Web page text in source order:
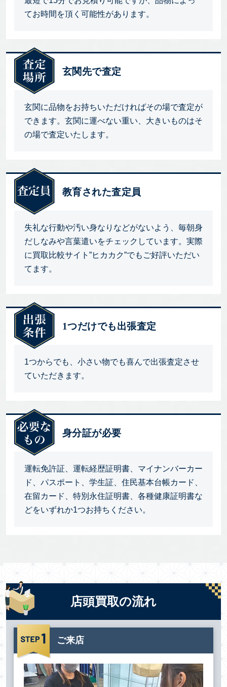
てお時間を頂く可能性があります。
玄関先で査定
玄関に品物をお持ちいただければその場で査定が
できます。玄関に運べない重い、大きいものはそ
の場で査定いたします。
教育された査定員
失礼な行動や汚い身なりなどがないよう、毎朝身
だしなみや言葉遣いをチェックしています。実際
に買取比較サイト”ヒカカク”でもご好評いただい
てます。
1つだけでも出張査定
1つからでも、小さい物でも喜んで出張査定させ
ていただきます。
身分証が必要
運転免許証、運転経歴証明書、マイナンバーカー
ド、パスポート、学生証、住民基本台帳カード、
在留カード、特別永住証明書、各種健康証明書な
どをいずれか1つお持ちください。
店頭買取の流れ
ご来店